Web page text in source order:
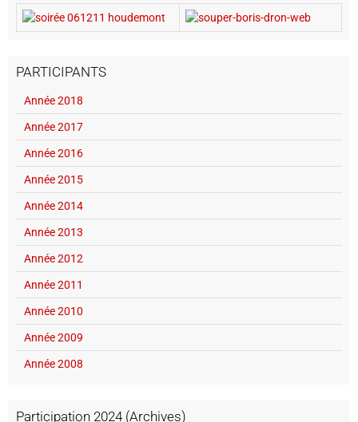
PARTICIPANTS
Année 2018
Année 2017
Année 2016
Année 2015
Année 2014
Année 2013
Année 2012
Année 2011
Année 2010
Année 2009
Année 2008
Participation 2024 (Archives)